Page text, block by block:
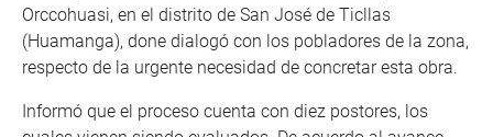
Orccohuasi, en el distrito de San José de Ticllas
(Huamanga), done dialogó con los pobladores de la zona,
respecto de la urgente necesidad de concretar esta obra.
Informó que el proceso cuenta con diez postores, los